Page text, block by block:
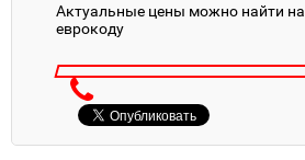
Актуальные цены можно найти на
еврокоду